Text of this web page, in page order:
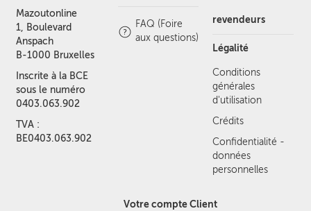
Mazoutonline
1, Boulevard
Anspach
B-1000 Bruxelles
Inscrite à la BCE
sous le numéro
0403.063.902
TVA :
BE0403.063.902
FAQ (Foire
aux questions)
revendeurs
Légalité
Conditions
générales
d'utilisation
Crédits
Confidentialité -
données
personnelles
Votre compte Client